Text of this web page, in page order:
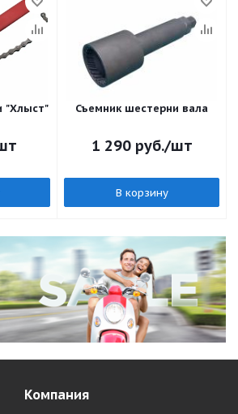
"Хлыст"
Съемник шестерни вала
1 290руб./шт
В корзину
Компания